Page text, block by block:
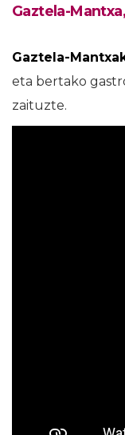
Gaztela-
Gaztela-
eta bertako
zaituzte.